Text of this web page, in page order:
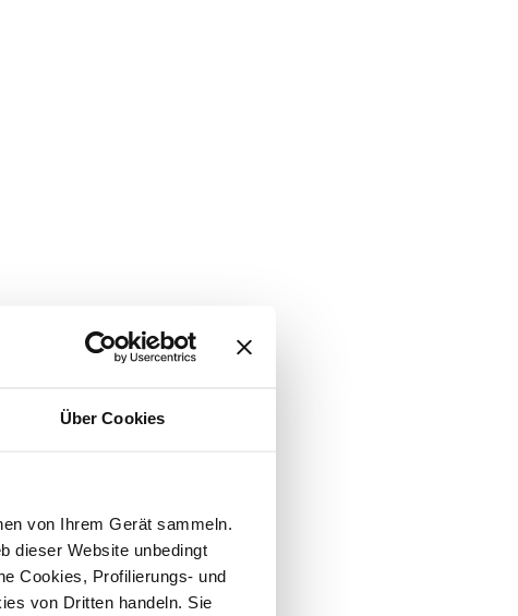
Über Cookies
von Ihrem Gerät sammeln.
dieser Website unbedingt
Cookies, Profilierungs- und
von Dritten handeln. Sie